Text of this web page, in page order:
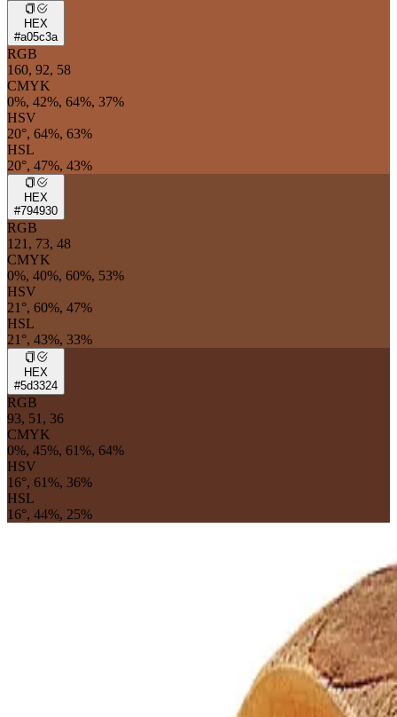
HEX
#a05c3a
RGB
160, 92, 58
CMYK
0%, 42%, 64%, 37%
HSV
20°, 64%, 63%
HSL
20°, 47%, 43%
HEX
#794930
RGB
121, 73, 48
CMYK
0%, 40%, 60%, 53%
HSV
21°, 60%, 47%
HSL
21°, 43%, 33%
HEX
#5d3324
RGB
93, 51, 36
CMYK
0%, 45%, 61%, 64%
HSV
16°, 61%, 36%
HSL
16°, 44%, 25%